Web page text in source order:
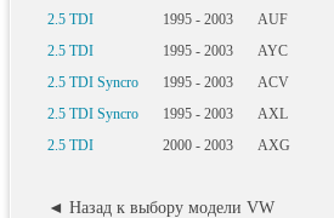
2.5 TDI
1995 - 2003 AUF
2.5 TDI
1995 - 2003 AYC
2.5 TDI Syncro
1995 - 2003 ACV
2.5 TDI Syncro
1995 - 2003 AXL
2.5 TDI
2000 - 2003 AXG
◄ Назад к выбору модели VW